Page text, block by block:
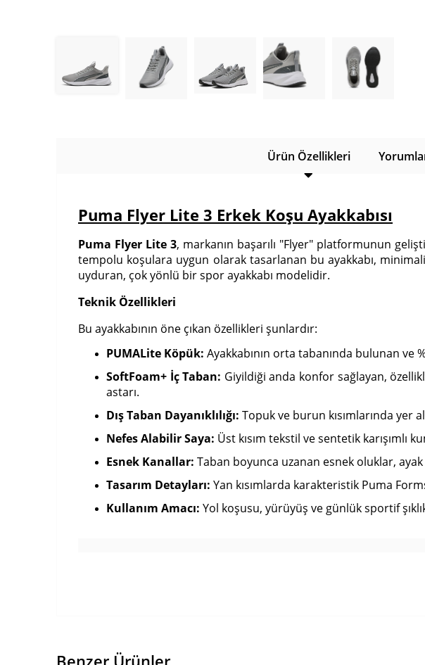
Ürün Özellikleri
Puma Flyer Lite 3 Erkek Koşu Ayakkabısı
Puma Flyer Lite 3, markanın başarılı "Flyer" platformunun
tempolu koşulara uygun olarak tasarlanan bu ayakkabı,
uyduran, çok yönlü bir spor ayakkabı modelidir.
Teknik Özellikleri
Bu ayakkabının öne çıkan özellikleri şunlardır:
PUMALite Köpük: Ayakkabının orta tabanında bulunan
SoftFoam+ İç Taban: Giyildiği anda konfor sağlayan,
astarı.
Dış Taban Dayanıklılığı: Topuk ve burun kısımlarında yer
Nefes Alabilir Saya: Üst kısım tekstil ve sentetik
Esnek Kanallar: Taban boyunca uzanan esnek oluklar,
Tasarım Detayları: Yan kısımlarda karakteristik Puma
Kullanım Amacı: Yol koşusu, yürüyüş ve günlük sportif